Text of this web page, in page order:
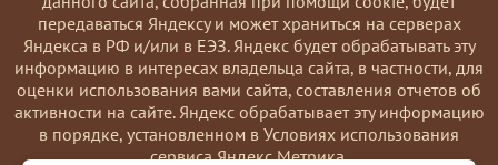
передаваться Яндексу и может храниться на серверах
Яндекса в РФ и/или в ЕЭЗ. Яндекс будет обрабатывать эту
информацию в интересах владельца сайта, в частности, для
оценки использования вами сайта, составления отчетов об
активности на сайте. Яндекс обрабатывает эту информацию
в порядке, установленном в Условиях использования
сервиса Яндекс Метрика.